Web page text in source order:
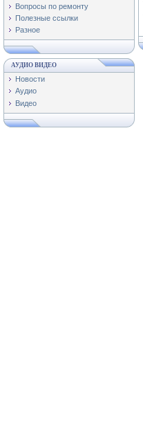
Вопросы по ремонту
Полезные ссылки
Разное
АУДИО ВИДЕО
Новости
Аудио
Видео